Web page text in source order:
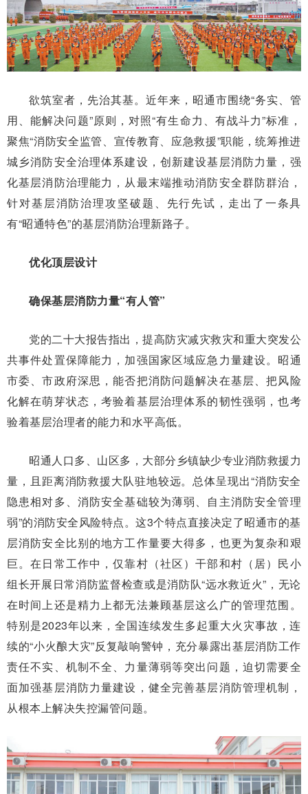
欲筑室者，先治其基。近年来，昭通市围绕“务实、管
用、能解决问题”原则，对照“有生命力、有战斗力”标准，
聚焦“消防安全监管、宣传教育、应急救援”职能，统筹推进
城乡消防安全治理体系建设，创新建设基层消防力量，强
化基层消防治理能力，从最末端推动消防安全群防群治，
针对基层消防治理攻坚破题、先行先试，走出了一条具
有“昭通特色”的基层消防治理新路子。
优化顶层设计
确保基层消防力量“有人管”
党的二十大报告指出，提高防灾减灾救灾和重大突发公
共事件处置保障能力，加强国家区域应急力量建设。昭通
市委、市政府深思，能否把消防问题解决在基层、把风险
化解在萌芽状态，考验着基层治理体系的韧性强弱，也考
验着基层治理者的能力和水平高低。
昭通人口多、山区多，大部分乡镇缺少专业消防救援力
量，且距离消防救援大队驻地较远。总体呈现出“消防安全
隐患相对多、消防安全基础较为薄弱、自主消防安全管理
弱”的消防安全风险特点。这3个特点直接决定了昭通市的基
层消防安全比别的地方工作量要大得多，也更为复杂和艰
巨。在日常工作中，仅靠村（社区）干部和村（居）民小
组长开展日常消防监督检查或是消防队“远水救近火”，无论
在时间上还是精力上都无法兼顾基层这么广的管理范围。
特别是2023年以来，全国连续发生多起重大火灾事故，连
续的“小火酿大灾”反复敲响警钟，充分暴露出基层消防工作
责任不实、机制不全、力量薄弱等突出问题，迫切需要全
面加强基层消防力量建设，健全完善基层消防管理机制，
从根本上解决失控漏管问题。